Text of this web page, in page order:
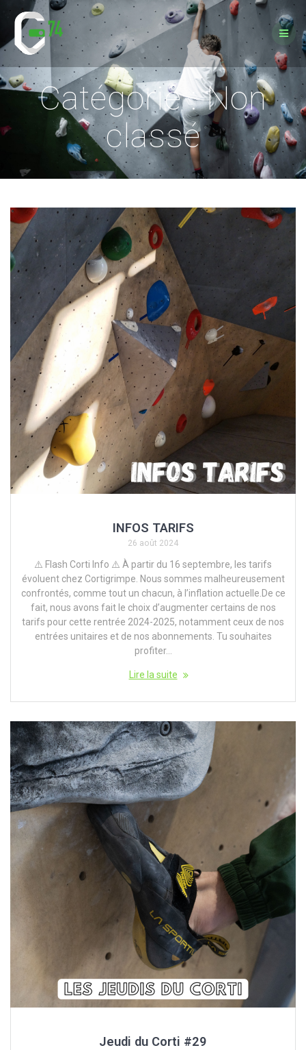
Passer
contenu
Catégorie :Non
classé
INFOS TARIFS
26 août 2024
⚠️ Flash Corti Info ⚠️ À partir du 16 septembre, les tarifs
évoluent chez Cortigrimpe. Nous sommes malheureusement
confrontés, comme tout un chacun, à l’inflation actuelle.De ce
fait, nous avons fait le choix d’augmenter certains de nos
tarifs pour cette rentrée 2024-2025, notamment ceux de nos
entrées unitaires et de nos abonnements. Tu souhaites
profiter…
Lire la suite
Jeudi du Corti #29